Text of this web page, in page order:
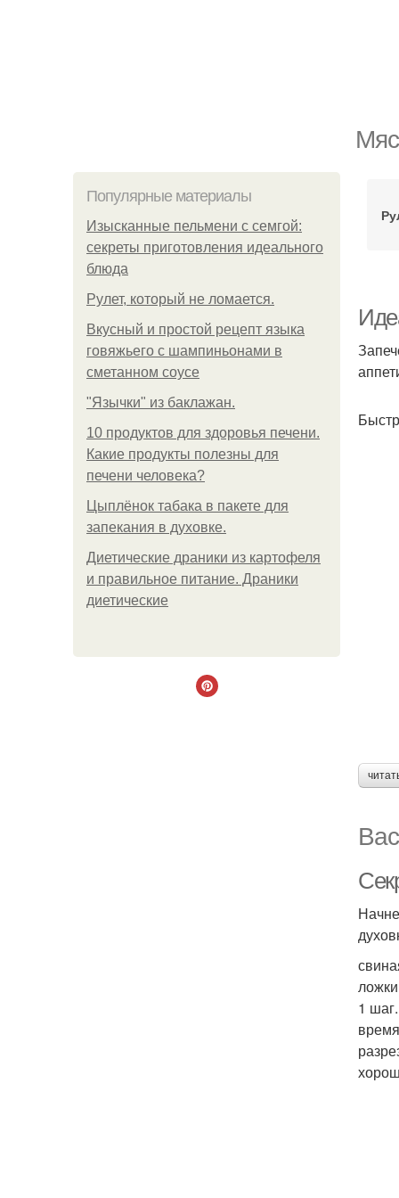
Популярные материалы
Изысканные пельмени с семгой:
секреты приготовления идеального
блюда
Рулет, который не ломается.
Вкусный и простой рецепт языка
говяжьего с шампиньонами в
сметанном соусе
"Язычки" из баклажан.
10 продуктов для здоровья печени.
Какие продукты полезны для
печени человека?
Цыплёнок табака в пакете для
запекания в духовке.
Диетические драники из картофеля
и правильное питание. Драники
диетические
1